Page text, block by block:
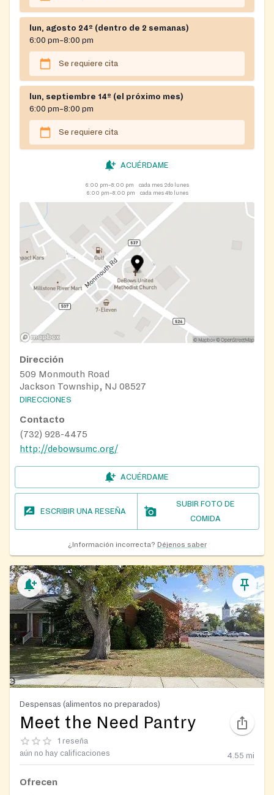
lun, agosto 24º (dentro de 2 semanas)
6:00 pm–8:00 pm
Se requiere cita
lun, septiembre 14º (el próximo mes)
6:00 pm–8:00 pm
Se requiere cita
ACUÉRDAME
6:00 pm–8:00 pm
cada mes 2do lunes
6:00 pm–8:00 pm
cada mes 4to lunes
Dirección
509 Monmouth Road
Jackson Township, NJ 08527
DIRECCIONES
Contacto
(732) 928-4475
http://debowsumc.org/
ACUÉRDAME
ESCRIBIR UNA RESEÑA
SUBIR FOTO DE
COMIDA
¿Información incorrecta? Déjenos saber
Despensas (alimentos no preparados)
Meet the Need Pantry
1 reseña
aún no hay calificaciones
4.55 mi
Ofrecen